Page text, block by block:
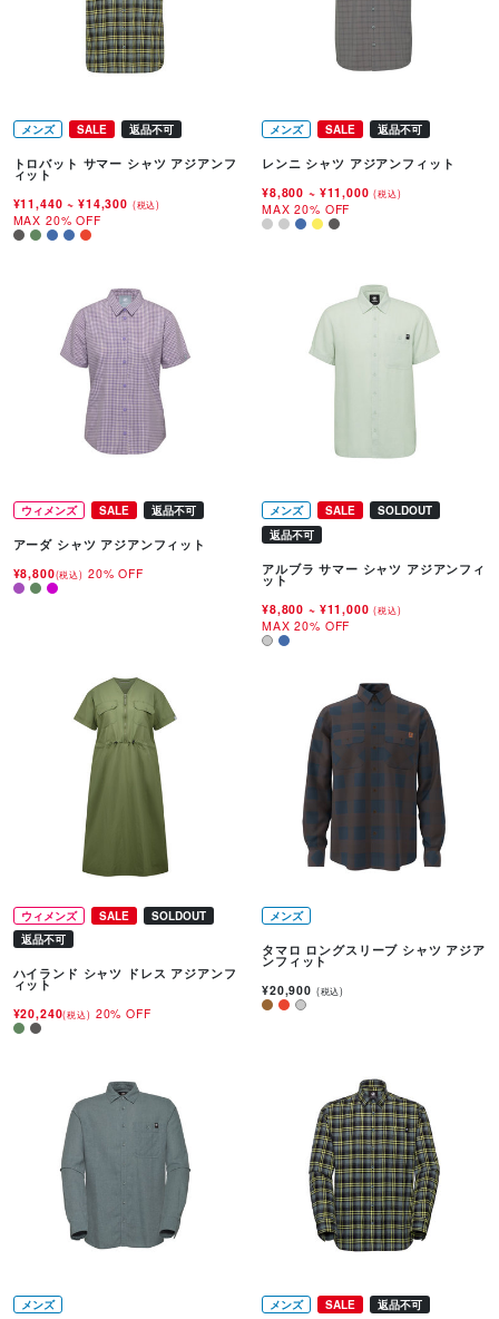
メンズ SALE 返品不可
トロバット サマー シャツ アジアンフ
ィット
¥11,440~ ¥14,300 (税込)
MAX 20% OFF
メンズ SALE 返品不可
レンニ シャツ アジアンフィット
¥8,800 ~ ¥11,000(税込)
MAX 20% OFF
ウィメンズ SALE 返品不可
アーダ シャツ アジアンフィット
¥8,800(税込) 20% OFF
メンズ SALE
SOLDOUT
返品不可
アルブラ サマー シャツ アジアンフィ
ット
¥8,800 ~ ¥11,000(税込)
MAX 20% OFF
ウィメンズ SALE
SOLDOUT
返品不可
ハイランド シャツ ドレス アジアンフ
ィット
¥20,240(税込) 20% OFF
メンズ
タマロ ロングスリーブ シャツ アジア
ンフィット
¥20,900 (税込)
メンズ メンズ SALE 返品不可